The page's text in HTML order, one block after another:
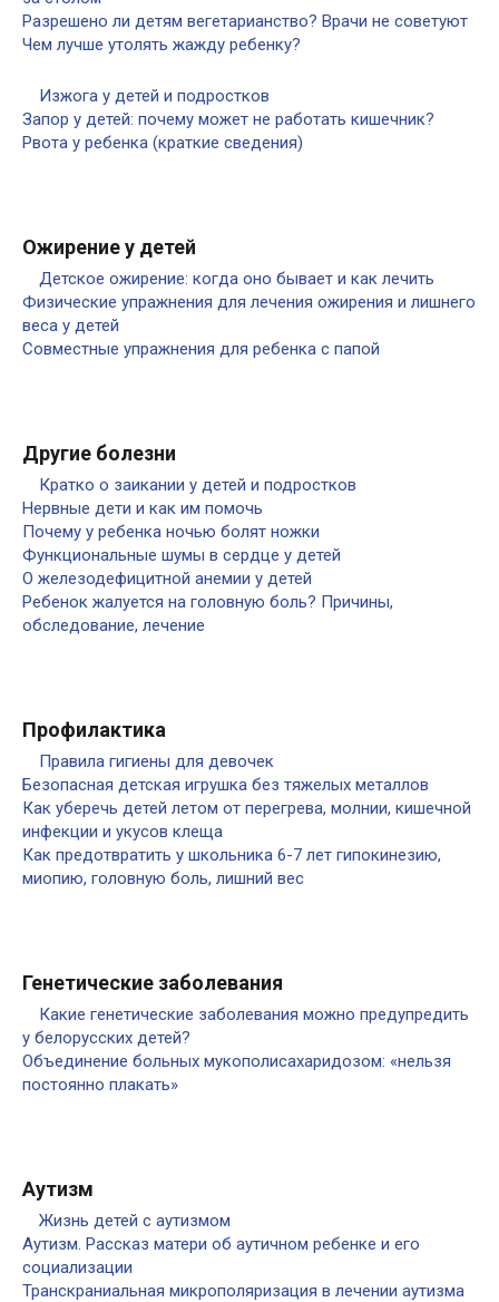
Разрешено ли детям вегетарианство? Врачи не советуют
Чем лучше утолять жажду ребенку?
Изжога у детей и подростков
Запор у детей: почему может не работать кишечник?
Рвота у ребенка (краткие сведения)
Ожирение у детей
Детское ожирение: когда оно бывает и как лечить
Физические упражнения для лечения ожирения и лишнего
веса у детей
Совместные упражнения для ребенка с папой
Другие болезни
Кратко о заикании у детей и подростков
Нервные дети и как им помочь
Почему у ребенка ночью болят ножки
Функциональные шумы в сердце у детей
О железодефицитной анемии у детей
Ребенок жалуется на головную боль? Причины,
обследование, лечение
Профилактика
Правила гигиены для девочек
Безопасная детская игрушка без тяжелых металлов
Как уберечь детей летом от перегрева, молнии, кишечной
инфекции и укусов клеща
Как предотвратить у школьника 6-7 лет гипокинезию,
миопию, головную боль, лишний вес
Генетические заболевания
Какие генетические заболевания можно предупредить
у белорусских детей?
Объединение больных мукополисахаридозом: «нельзя
постоянно плакать»
Аутизм
Жизнь детей с аутизмом
Аутизм. Рассказ матери об аутичном ребенке и его
социализации
Транскраниальная микрополяризация в лечении аутизма